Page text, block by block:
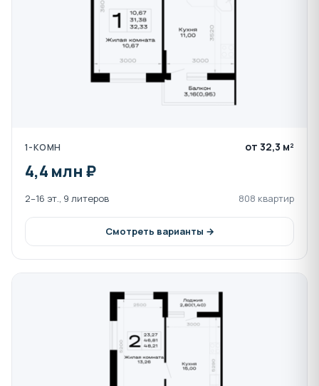
Инфраструктура в шаговой доступности:
Образование: Лицей №34 (1.6 км),
Муниципальная школа №18 (2.6 км),
Майкопский государственный
технологический университет (2 км).
Медицина: Медцентры «Мой доктор»,
Культура и история: Близкое расположение к
Национальному музею Республики Адыгея,
Востока, Соборной мечети и «Золотой
кладовой» Аси Еутых.
Окружение:
Микрорайон находится в окружении живописных
природных ландшафтов с чистым горным воздухом. В
непосредственной близости расположены
городской парк культуры и отдыха, Бульвар Победы,
сквер имени Чкалова и Математический парк. Район
идеален для любителей пеших прогулок и активного
1-КОМН от 32,3 м²
4,4 млн ₽
2–16 эт., 9 литеров 808 квартир
Смотреть варианты →